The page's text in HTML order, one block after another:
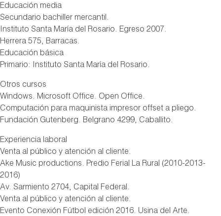
Educación media
Secundario bachiller mercantil.
Instituto Santa María del Rosario. Egreso 2007.
Herrera 575, Barracas.
Educación básica
Primario: Instituto Santa María del Rosario.
Otros cursos
Windows. Microsoft Office. Open Office.
Computación para maquinista impresor offset a pliego.
Fundación Gutenberg. Belgrano 4299, Caballito.
Experiencia laboral
Venta al público y atención al cliente.
Ake Music productions. Predio Ferial La Rural (2010-2013-
2016)
Av. Sarmiento 2704, Capital Federal.
Venta al público y atención al cliente.
Evento Conexión Fútbol edición 2016. Usina del Arte.